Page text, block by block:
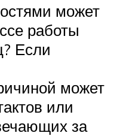
может
работы
Если
может
или
за